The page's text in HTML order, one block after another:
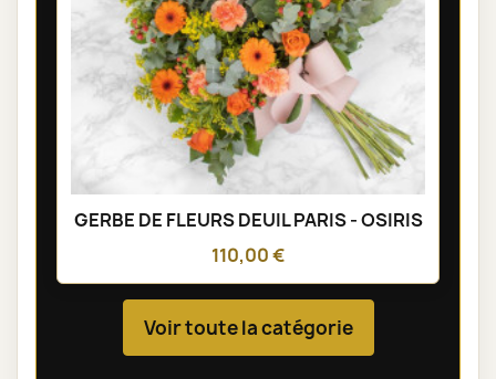
GERBE DE FLEURS DEUIL PARIS - OSIRIS
110,00 €
Voir toute la catégorie